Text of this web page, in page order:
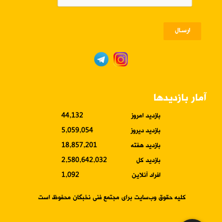
ارسـال
آمار بازدیدها
بازدید امروز
44,132
بازدید دیروز
5,059,054
بازدید هفته
18,857,201
بازدید کل
2,580,642,032
افراد آنلاین
1,092
کلیه حقوق وب‌سایت برای مجتمع فنی نخبگان محفوظ است